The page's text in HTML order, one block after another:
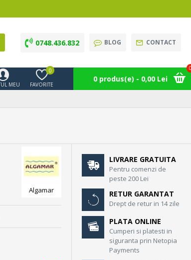
0748.436.832 BLOG CONTACT
MEU FAVORITE
0
0 produs(e) - 0,00 Lei
Algamar
LIVRARE GRATUITA
Pentru comenzi de
peste 200 Lei
RETUR GARANTAT
Drept de retur in 14 zile
PLATA ONLINE
Cumperi si platesti in
siguranta prin Netopia
Payments